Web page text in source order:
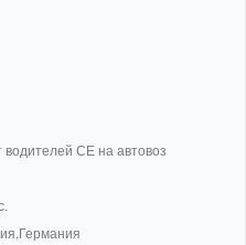
СЕ на автовоз